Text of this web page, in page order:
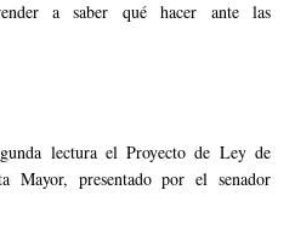
a saber qué hacer ante las
lectura el Proyecto de Ley de
Mayor, presentado por el senador